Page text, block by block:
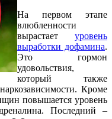
На первом этапе
влюбленности
вырастает уровень
выработки дофамина.
Это гормон
удовольствия,
который также
Кроме
повышается уровень
Последний –